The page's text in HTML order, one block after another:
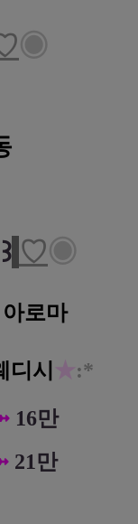
◉
꒱ ♡◉
로마
시 ★:*
16만
21만